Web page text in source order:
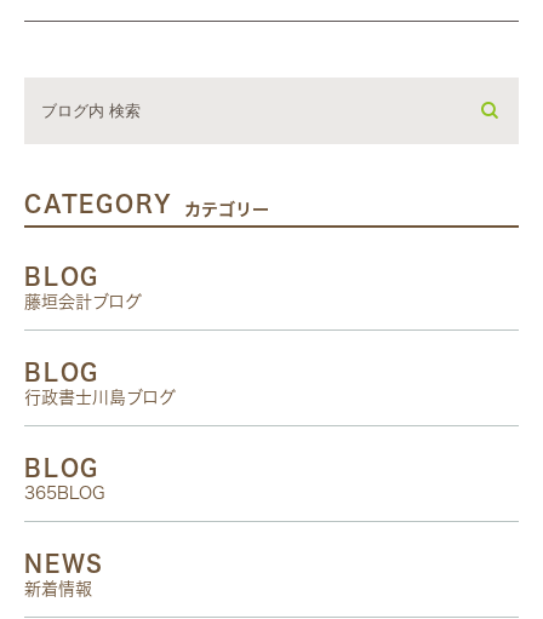
CATEGORY カテゴリー
BLOG
藤垣会計ブログ
BLOG
行政書士川島ブログ
BLOG
365BLOG
NEWS
新着情報